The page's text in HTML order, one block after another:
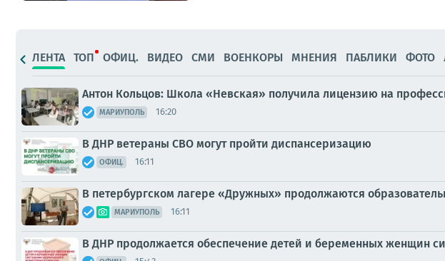
ЛЕНТА ТОП ОФИЦ. ВИДЕО СМИ ВОЕНКОРЫ МНЕНИЯ ПАБЛИКИ ФОТО
Антон Кольцов: Школа «Невская» получила лицензию на
МАРИУПОЛЬ 16:20
В ДНР ветераны СВО могут пройти диспансеризацию
ОФИЦ. 16:11
В петербургском лагере «Дружных» продолжаются
МАРИУПОЛЬ 16:11
В ДНР продолжается обеспечение детей и беременных женщин